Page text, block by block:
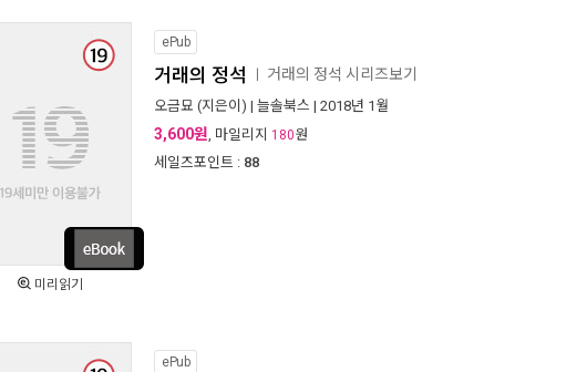
미리읽기
ePub
거래의 정석 거래의 정석 시리즈보기
오금묘 (지은이) | 늘솔북스 | 2018년 1월
3,600원, 마일리지 180원
세일즈포인트 : 88
ePub